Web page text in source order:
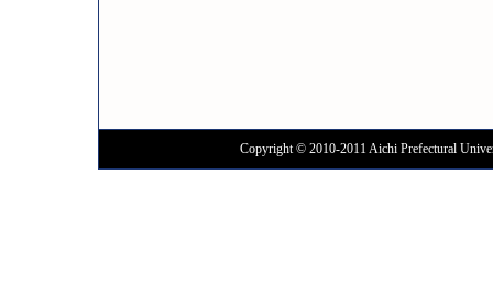
Copyright © 2010-2011 Aichi Prefectural